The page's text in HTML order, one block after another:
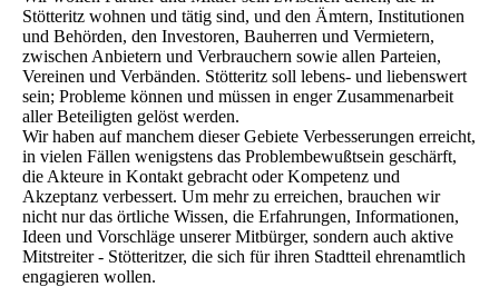
Stötteritz wohnen und tätig sind, und den Ämtern, Institutionen
und Behörden, den Investoren, Bauherren und Vermietern,
zwischen Anbietern und Verbrauchern sowie allen Parteien,
Vereinen und Verbänden. Stötteritz soll lebens- und liebenswert
sein; Probleme können und müssen in enger Zusammenarbeit
aller Beteiligten gelöst werden.
Wir haben auf manchem dieser Gebiete Verbesserungen erreicht,
in vielen Fällen wenigstens das Problembewußtsein geschärft,
die Akteure in Kontakt gebracht oder Kompetenz und
Akzeptanz verbessert. Um mehr zu erreichen, brauchen wir
nicht nur das örtliche Wissen, die Erfahrungen, Informationen,
Ideen und Vorschläge unserer Mitbürger, sondern auch aktive
Mitstreiter - Stötteritzer, die sich für ihren Stadtteil ehrenamtlich
engagieren wollen.